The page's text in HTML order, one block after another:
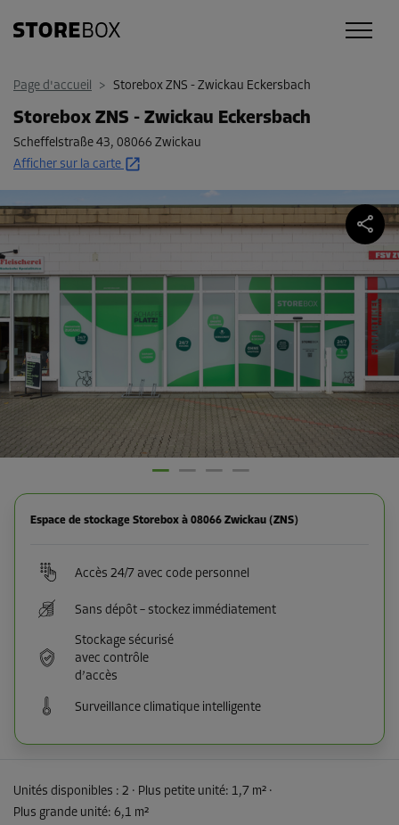
Page d'accueil > Storebox ZNS - Zwickau Eckersbach
Storebox ZNS - Zwickau Eckersbach
Scheffelstraße 43, 08066 Zwickau
Afficher sur la carte
Espace de stockage Storebox à 08066 Zwickau (ZNS)
Accès 24/7 avec code personnel
Sans dépôt – stockez immédiatement
Stockage sécurisé
avec contrôle
d’accès
Surveillance climatique intelligente
Unités disponibles : 2 · Plus petite unité: 1,7 m² ·
Plus grande unité: 6,1 m²